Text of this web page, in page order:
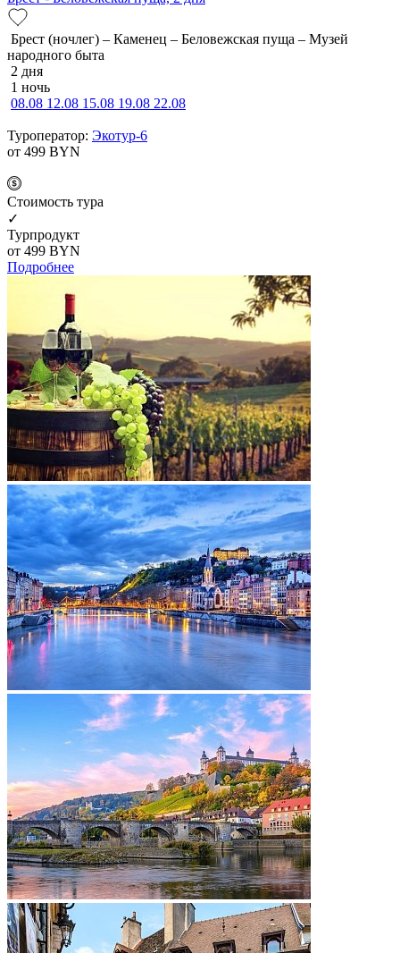
Брест (ночлег) – Каменец – Беловежская пуща – Музей
народного быта
2 дня
1 ночь
08.08 12.08 15.08 19.08 22.08
Туроператор: Экотур-6
от 499 BYN
Cтоимость тура
✓
Турпродукт
от 499 BYN
Подробнее